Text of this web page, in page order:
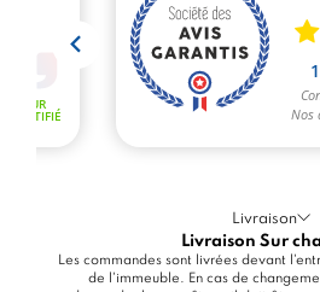
Livraison
Livraison Sur
Les commandes sont livrées devant
de l'immeuble. En cas de